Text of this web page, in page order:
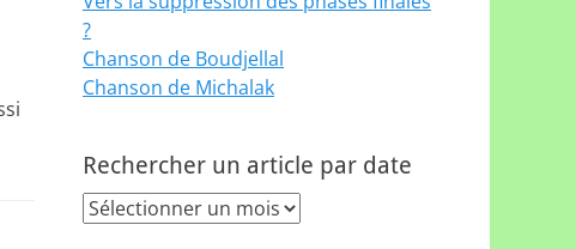
?
Chanson de Boudjellal
Chanson de Michalak
Rechercher un article par date
Rechercher